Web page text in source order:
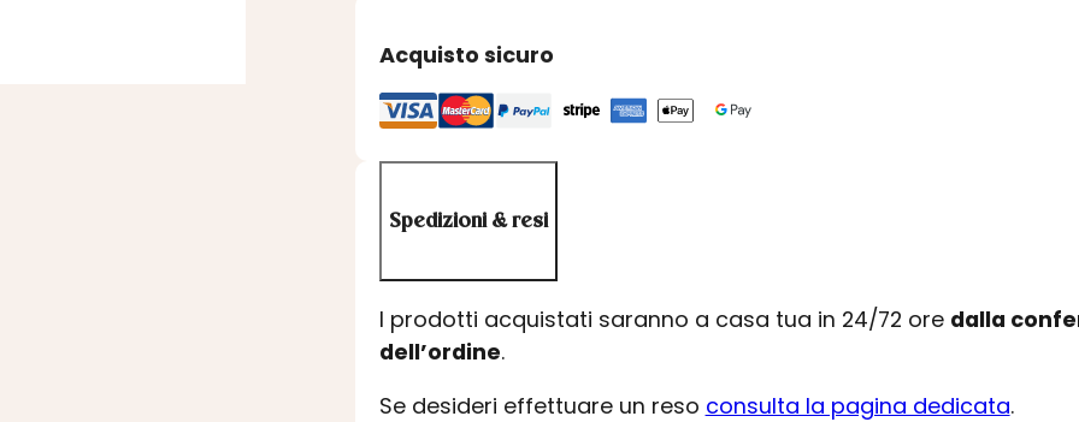
Acquisto sicuro
Spedizioni & resi
I prodotti acquistati saranno a casa tua in 24/72 ore dalla
dell’ordine.
Se desideri effettuare un reso consulta la pagina dedicata.